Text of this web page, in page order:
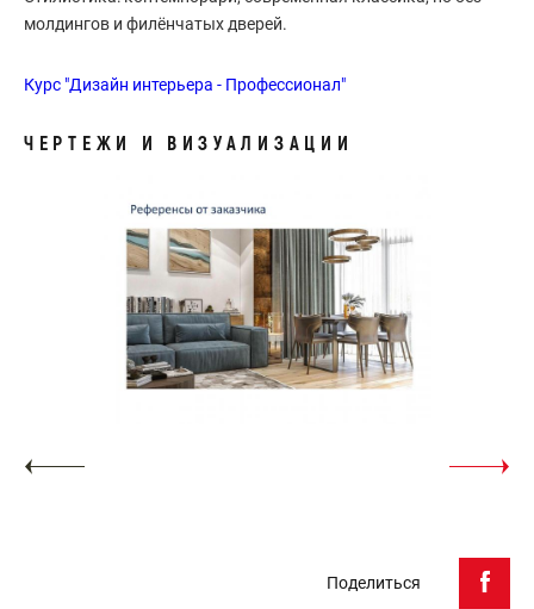
молдингов и филёнчатых дверей.
Курс "Дизайн интерьера - Профессионал"
ЧЕРТЕЖИ И ВИЗУАЛИЗАЦИИ
Поделиться